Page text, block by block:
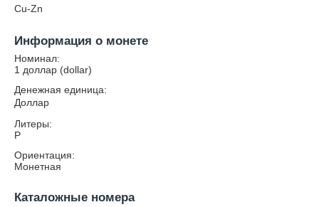
Cu-Zn
Информация о монете
Номинал:
1 доллар (dollar)
Денежная единица:
Доллар
Литеры:
P
Ориентация:
Монетная
Каталожные номера